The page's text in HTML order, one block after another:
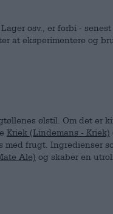
osv., er forbi -
at eksperimentere og
ølstil. Om det er
Kriek (Lindemans - Kriek)
frugt. Ingredienser
Ale) og skaber en